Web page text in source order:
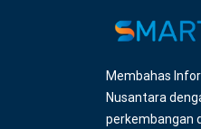
Membahas
Nusantara
perkembangan